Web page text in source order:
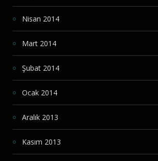
Nisan 2014
Mart 2014
Şubat 2014
Ocak 2014
Aralık 2013
Kasım 2013